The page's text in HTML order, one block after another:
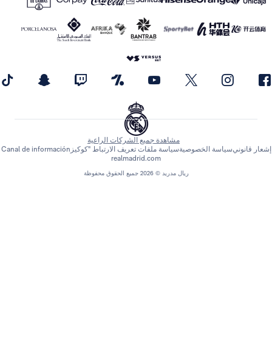
مشاهدة جميع الشركات الراعية
الخصوصيةسياسة ملفات تعريف الارتباط "كوكيز Canal de información
realmadrid.com